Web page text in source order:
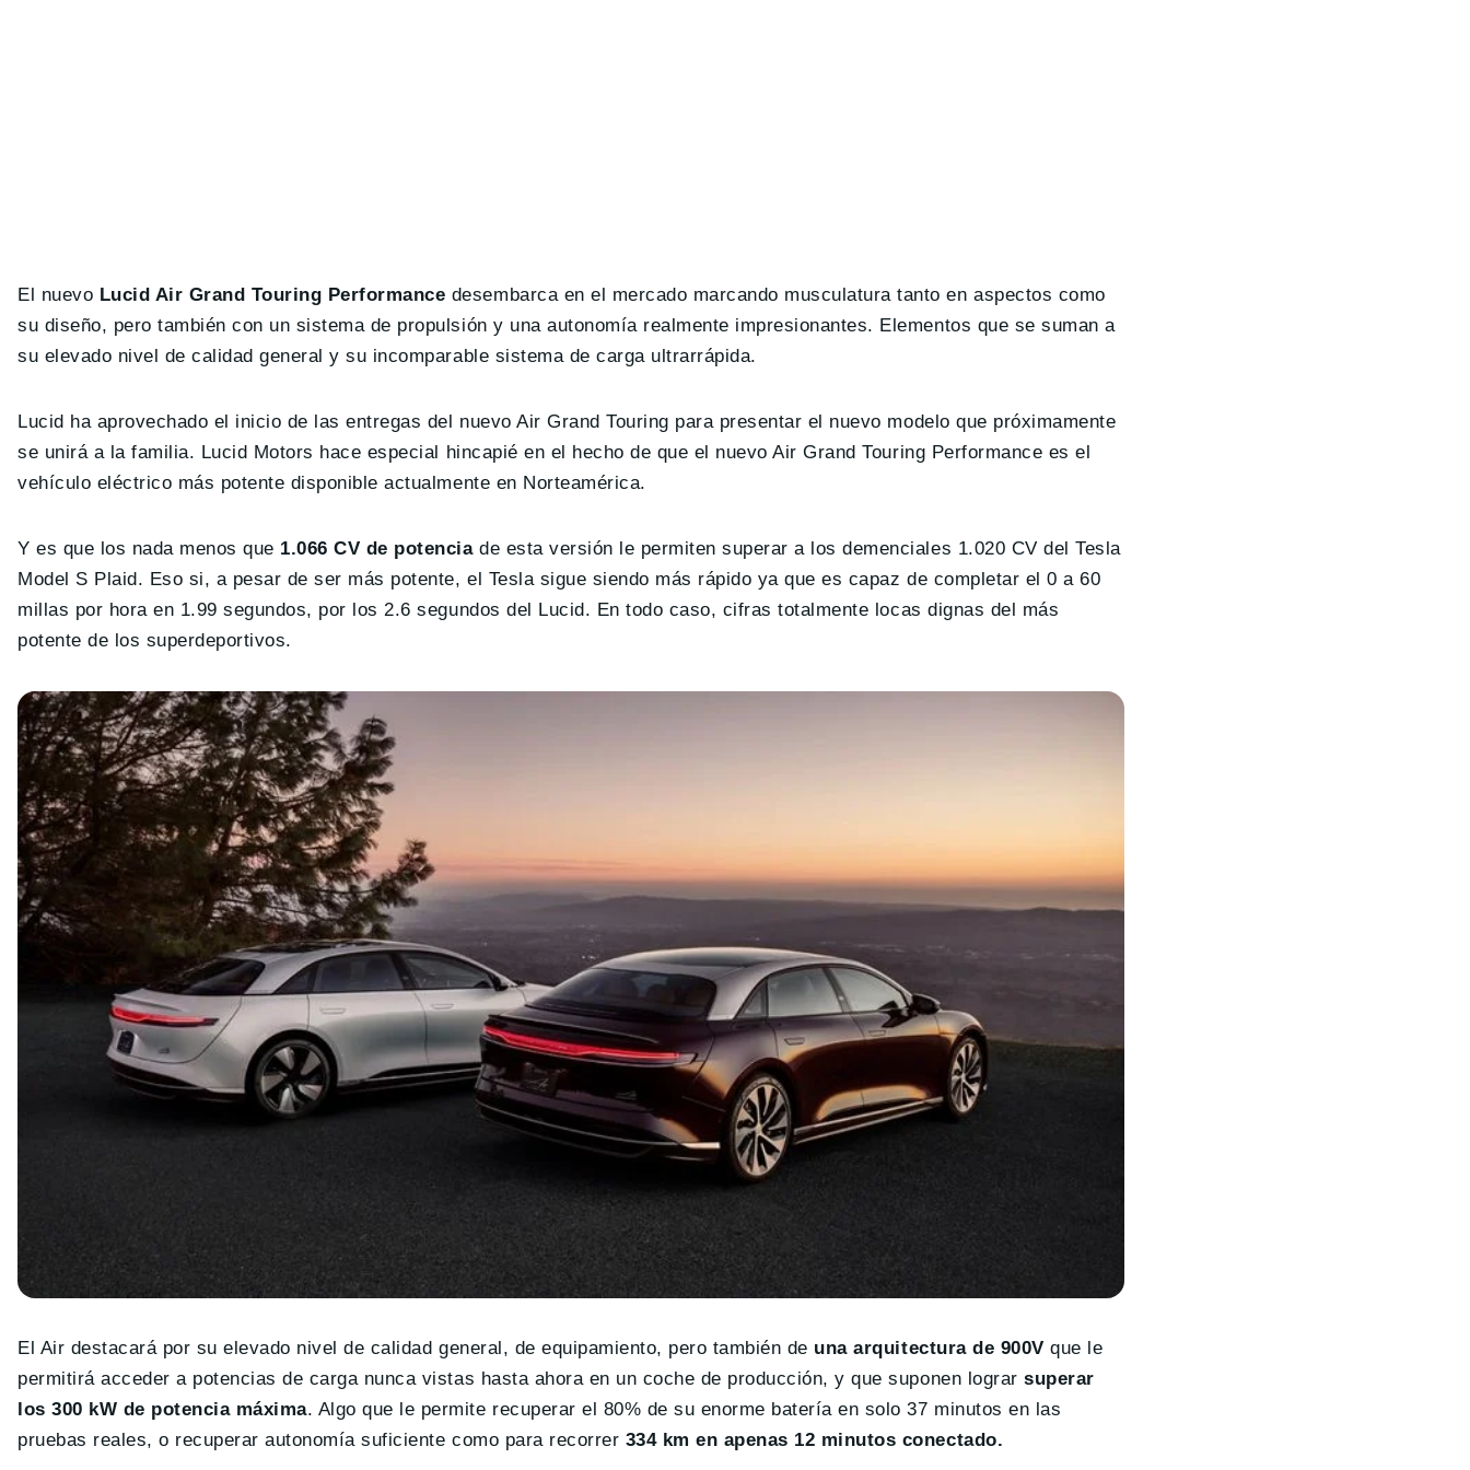
El nuevo Lucid Air Grand Touring Performance desembarca en el mercado marcando musculatura tanto en aspectos como
su diseño, pero también con un sistema de propulsión y una autonomía realmente impresionantes. Elementos que se suman a
su elevado nivel de calidad general y su incomparable sistema de carga ultrarrápida.
Lucid ha aprovechado el inicio de las entregas del nuevo Air Grand Touring para presentar el nuevo modelo que próximamente
se unirá a la familia. Lucid Motors hace especial hincapié en el hecho de que el nuevo Air Grand Touring Performance es el
vehículo eléctrico más potente disponible actualmente en Norteamérica.
Y es que los nada menos que 1.066 CV de potenciade esta versión le permiten superar a los demenciales 1.020 CV del Tesla
Model S Plaid. Eso si, a pesar de ser más potente, el Tesla sigue siendo más rápido ya que es capaz de completar el 0 a 60
millas por hora en 1.99 segundos, por los 2.6 segundos del Lucid. En todo caso, cifras totalmente locas dignas del más
potente de los superdeportivos.
El Air destacará por su elevado nivel de calidad general, de equipamiento, pero también de una arquitectura de 900V que le
permitirá acceder a potencias de carga nunca vistas hasta ahora en un coche de producción, y que suponen lograrsuperar
los 300 kW de potencia máxima. Algo que le permite recuperar el 80% de su enorme batería en solo 37 minutos en las
pruebas reales, o recuperar autonomía suficiente como para recorrer 334 km en apenas 12 minutos conectado.